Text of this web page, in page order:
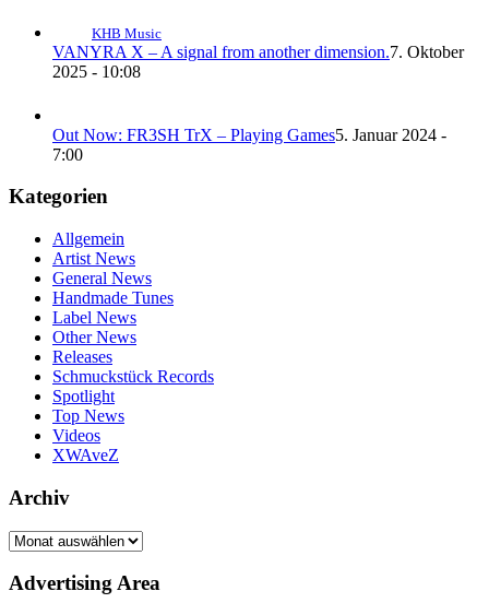
KHB Music
VANYRA X – A signal from another dimension.7. Oktober
2025 - 10:08
Out Now: FR3SH TrX – Playing Games5. Januar 2024 -
7:00
Kategorien
Allgemein
Artist News
General News
Handmade Tunes
Label News
Other News
Releases
Schmuckstück Records
Spotlight
Top News
Videos
XWAveZ
Archiv
Archiv
Advertising Area